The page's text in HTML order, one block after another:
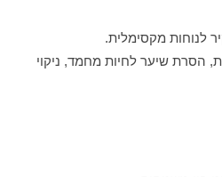
לנוחות מקסימלית.
הסרת שיער לחיות מחמד, ניקוי